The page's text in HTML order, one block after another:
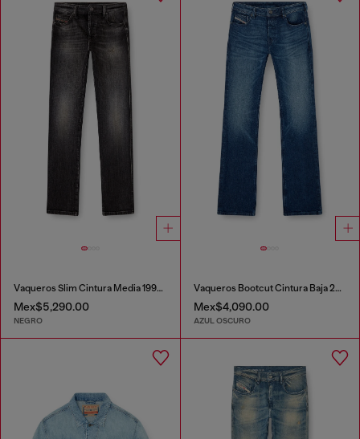
Vaqueros Slim Cintura Media 1993 D-Vyl
Mex$5,290.00
NEGRO
Vaqueros Bootcut Cintura Baja 2007 Zatiny
Mex$4,090.00
AZUL OSCURO